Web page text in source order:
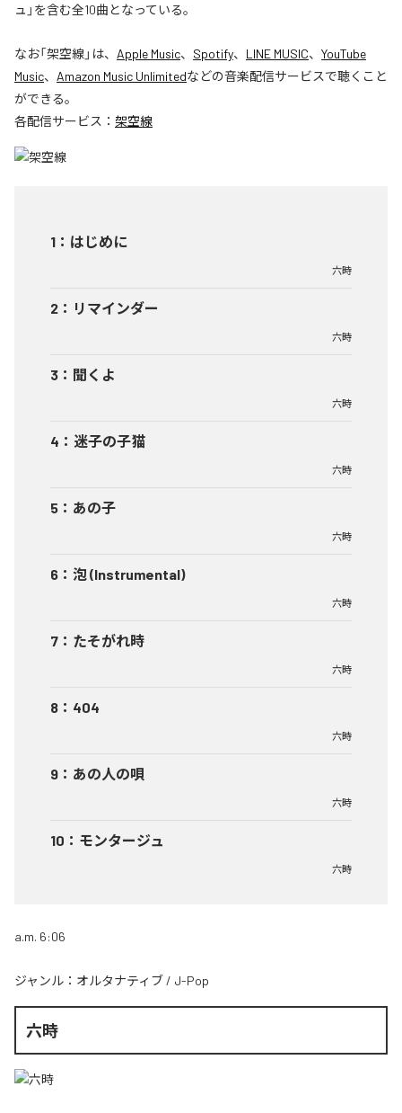
ュ」を含む全10曲となっている。
なお「架空線」は、 Apple Music、 Spotify、 LINE MUSIC、 YouTube
Music、 Amazon Music Unlimitedなどの音楽配信サービスで聴くこと
ができる。
各配信サービス： 架空線
1 ： はじめに
六時
2 ： リマインダー
六時
3 ： 聞くよ
六時
4 ： 迷子の子猫
六時
5 ： あの子
六時
6 ： 泡 (Instrumental)
六時
7 ： たそがれ時
六時
8 ： 404
六時
9 ： あの人の唄
六時
10 ： モンタージュ
六時
a.m. 6:06
ジャンル： オルタナティブ / J-Pop
六時